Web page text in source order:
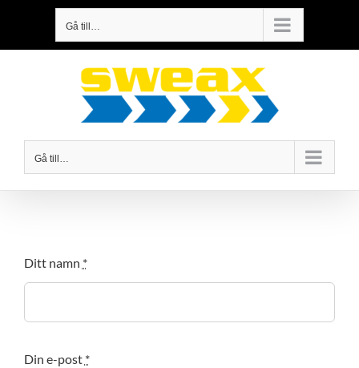
innehållet
Gå till…
Gå till…
Ditt namn *
Din e-post *